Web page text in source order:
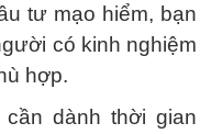
tư mạo hiểm, bạn
có kinh nghiệm
hợp.
dành thời gian